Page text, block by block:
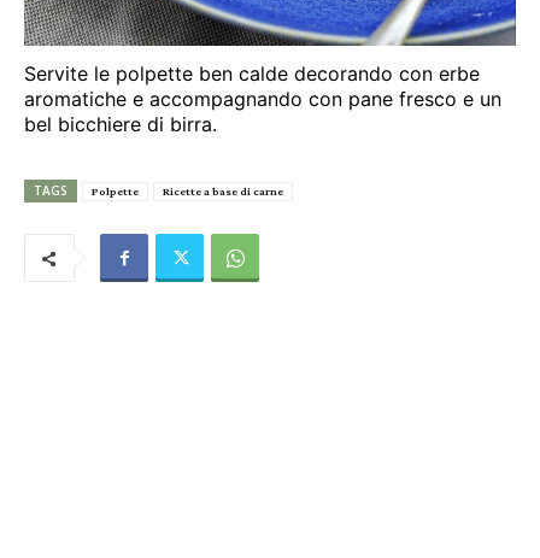
Servite le polpette ben calde decorando con erbe
aromatiche e accompagnando con pane fresco e un
bel bicchiere di birra.
TAGS Polpette Ricette a base di carne